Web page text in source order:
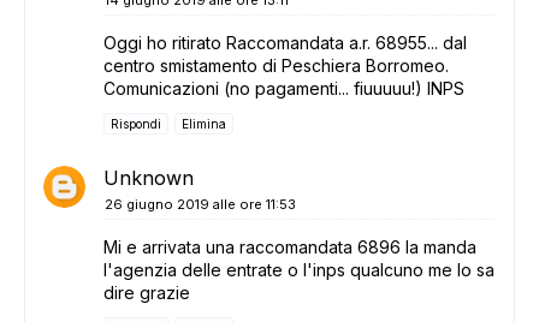
Oggi ho ritirato Raccomandata a.r. 68955... dal
centro smistamento di Peschiera Borromeo.
Comunicazioni (no pagamenti... fiuuuuu!) INPS
Rispondi Elimina
Unknown
26 giugno 2019 alle ore 11:53
Mi e arrivata una raccomandata 6896 la manda
l'agenzia delle entrate o l'inps qualcuno me lo sa
dire grazie